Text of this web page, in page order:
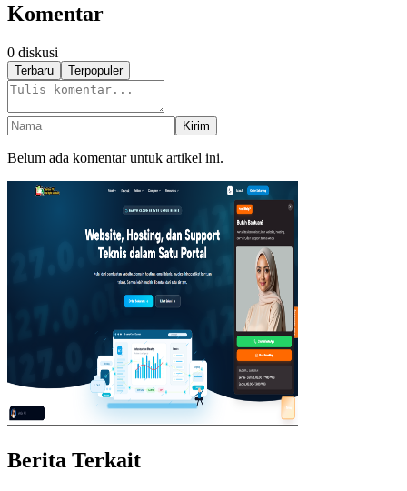
Komentar
0 diskusi
Terbaru Terpopuler
Kirim
Belum ada komentar untuk artikel ini.
Berita Terkait